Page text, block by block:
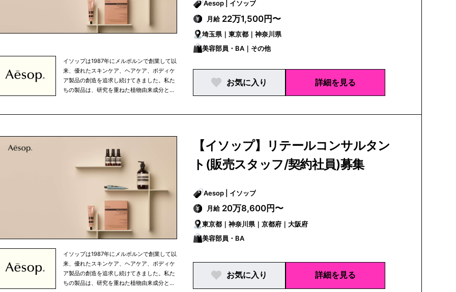
ご購入いただける他、パリ、東京、ニューヨ
ークなどの大都市を中心に世界中で展開して
いる直営店、さらに、世界有数の高級百貨店
イソップは1987年にメルボルンで創業して以
来、優れたスキンケア、ヘアケア、ボディケ
ア製品の創造を追求し続けてきました。私た
ちの製品は、研究を重ねた植物由来成分と非
努力というものを大切に考えています。私た
ちは、生活環境や気候を考慮し、細部まで注
意を払うという姿勢を忘れずにひとつひとつ
の商品を開発しています。また、健康的な食
生活、適度な運動、定期的な読書など、バラ
ンスの取れた生活の一部として、当社の商品
を使っていただきたいと考えています。 私た
ちの製品はオフィシャルオンラインストアで
ご購入いただける他、パリ、東京、ニューヨ
ークなどの大都市を中心に世界中で展開して
いる直営店、さらに、世界有数の高級百貨店
Aesop | イソップ
月給 22万1,500円〜
埼玉県｜東京都｜神奈川県
美容部員・BA｜その他
お気に入り 詳細を見る
イソップは1987年にメルボルンで創業して以
来、優れたスキンケア、ヘアケア、ボディケ
ア製品の創造を追求し続けてきました。私た
ちの製品は、研究を重ねた植物由来成分と非
【イソップ】リテールコンサルタン
ト(販売スタッフ/契約社員)募集
Aesop | イソップ
月給 20万8,600円〜
東京都｜神奈川県｜京都府｜大阪府
美容部員・BA
お気に入り 詳細を見る